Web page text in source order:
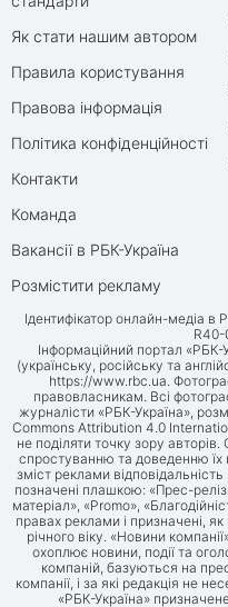
Як стати нашим автором
Правила користування
Правова інформація
Політика конфіденційності
Контакти
Команда
Вакансії в РБК-Україна
Розмістити рекламу
Ідентифікатор онлайн-медіа в
Інформаційний портал
(українську, російську та
https://www.rbc.ua .
правовласникам. Всі
журналісти «РБК-Україна»,
Commons Attribution 4.0
не поділяти точку зору
спростуванню та доведенню їх
зміст реклами
позначені плашкою: «Прес-
матеріал», «Promo»,
правах реклами і призначені,
річного віку. «Новини
охоплює новини, події та
компаній, базуються на
компанії, і за які редакція не
«РБК-Україна»